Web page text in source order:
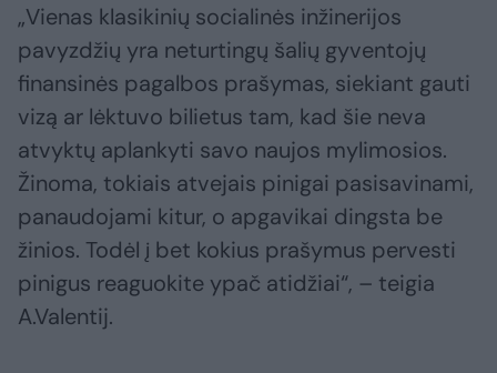
„Vienas klasikinių socialinės inžinerijos
pavyzdžių yra neturtingų šalių gyventojų
finansinės pagalbos prašymas, siekiant gauti
vizą ar lėktuvo bilietus tam, kad šie neva
atvyktų aplankyti savo naujos mylimosios.
Žinoma, tokiais atvejais pinigai pasisavinami,
panaudojami kitur, o apgavikai dingsta be
žinios. Todėl į bet kokius prašymus pervesti
pinigus reaguokite ypač atidžiai“, – teigia
A.Valentij.